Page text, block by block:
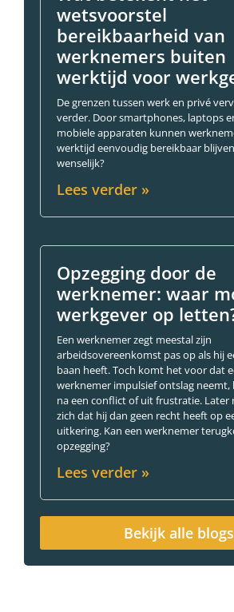
wetsvoorstel
bereikbaarheid van
werknemers buiten
werktijd voor
De grenzen tussen werk en privé
verder. Door smartphones, laptops
mobiele apparaten kunnen
werktijd eenvoudig bereikbaar
wenselijk?
Lees verder »
Opzegging door de
werknemer: waar
werkgever op
Een werknemer zegt meestal zijn
arbeidsovereenkomst pas op als hij
baan heeft. Toch komt het voor dat
werknemer impulsief ontslag neemt,
na een conflict of uit frustratie. Later
zich dat hij dan geen recht heeft op
uitkering. Kan een werknemer
opzegging?
Lees verder »
Bekijk alle blogs